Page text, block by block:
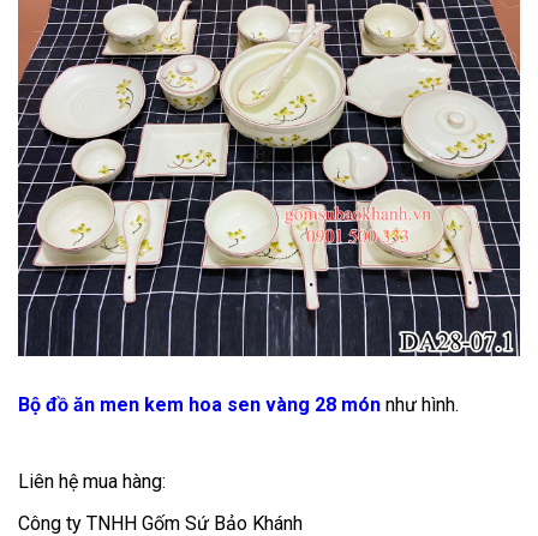
Bộ đồ ăn men kem hoa sen vàng 28 món như hình.
Liên hệ mua hàng:
Công ty TNHH Gốm Sứ Bảo Khánh